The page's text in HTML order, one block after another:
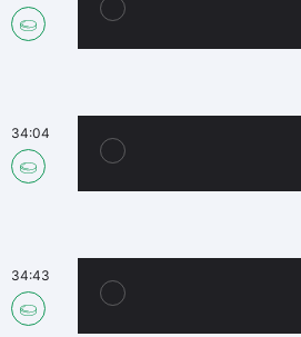
34:04
34:43